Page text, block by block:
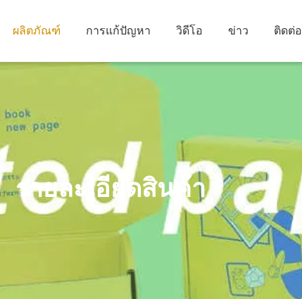
ผลิตภัณฑ์ การแก้ปัญหา วิดีโอ ข่าว ติดต่อ
รายละเอียดสินค้า